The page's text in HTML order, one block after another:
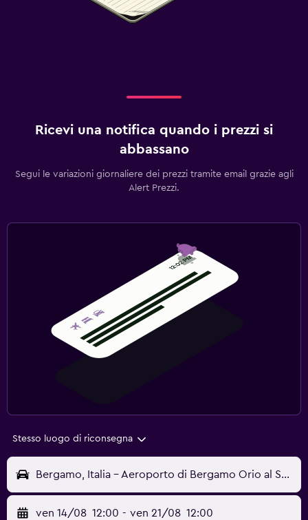
Ricevi una notifica quando i prezzi si
abbassano
Segui le variazioni giornaliere dei prezzi tramite email grazie agli
Alert Prezzi.
Stesso luogo di riconsegna
Bergamo, Italia - Aeroporto di Bergamo Orio al Serio (BGY)
ven 14/08 12:00 - ven 21/08 12:00